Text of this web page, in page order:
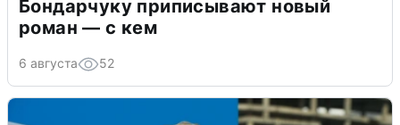
Бондарчуку приписывают новый
роман — с кем
6 августа 52